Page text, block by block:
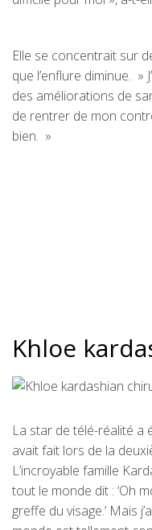
Elle se concentrait sur
que l’enflure diminue. »
des améliorations de
de rentrer de mon
bien. »
Khloe
La star de télé-réalité a
avait fait lors de la
L’incroyable famille
tout le monde dit : ‘Oh
greffe du visage.’ Mais